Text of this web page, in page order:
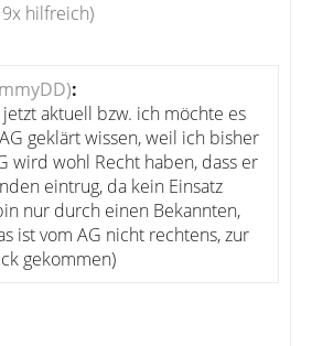
hilfreich)
:
jetzt aktuell bzw. ich möchte es
geklärt wissen, weil ich bisher
wird wohl Recht haben, dass er
eintrug, da kein Einsatz
nur durch einen Bekannten,
ist vom AG nicht rechtens, zur
gekommen)